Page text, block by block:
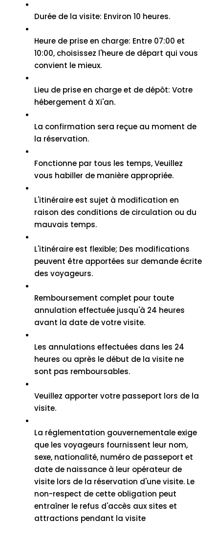
Durée de la visite: Environ 10 heures.
Heure de prise en charge: Entre 07:00 et
10:00, choisissez l'heure de départ qui vous
convient le mieux.
Lieu de prise en charge et de dépôt: Votre
hébergement à Xi'an.
La confirmation sera reçue au moment de
la réservation.
Fonctionne par tous les temps, Veuillez
vous habiller de manière appropriée.
L'itinéraire est sujet à modification en
raison des conditions de circulation ou du
mauvais temps.
L'itinéraire est flexible; Des modifications
peuvent être apportées sur demande écrite
des voyageurs.
Remboursement complet pour toute
annulation effectuée jusqu'à 24 heures
avant la date de votre visite.
Les annulations effectuées dans les 24
heures ou après le début de la visite ne
sont pas remboursables.
Veuillez apporter votre passeport lors de la
visite.
La réglementation gouvernementale exige
que les voyageurs fournissent leur nom,
sexe, nationalité, numéro de passeport et
date de naissance à leur opérateur de
visite lors de la réservation d'une visite. Le
non-respect de cette obligation peut
entraîner le refus d'accès aux sites et
attractions pendant la visite